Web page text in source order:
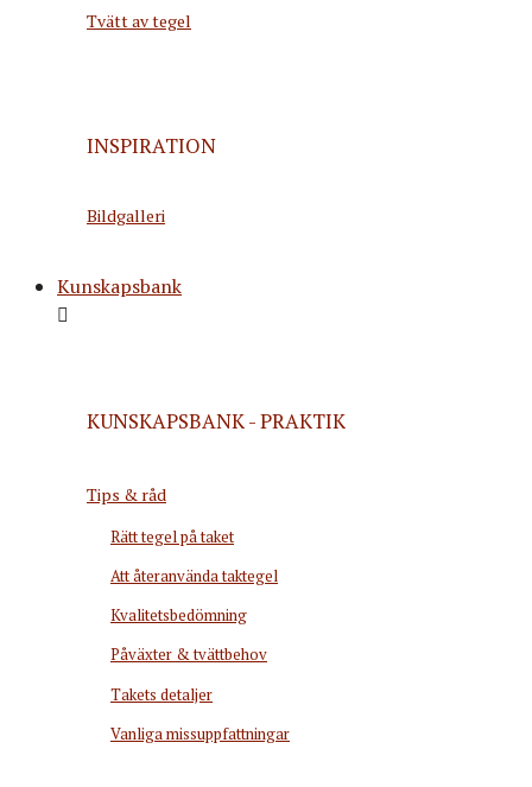
Tvätt av tegel
INSPIRATION
Bildgalleri
Kunskapsbank
KUNSKAPSBANK - PRAKTIK
Tips & råd
Rätt tegel på taket
Att återanvända taktegel
Kvalitetsbedömning
Påväxter & tvättbehov
Takets detaljer
Vanliga missuppfattningar